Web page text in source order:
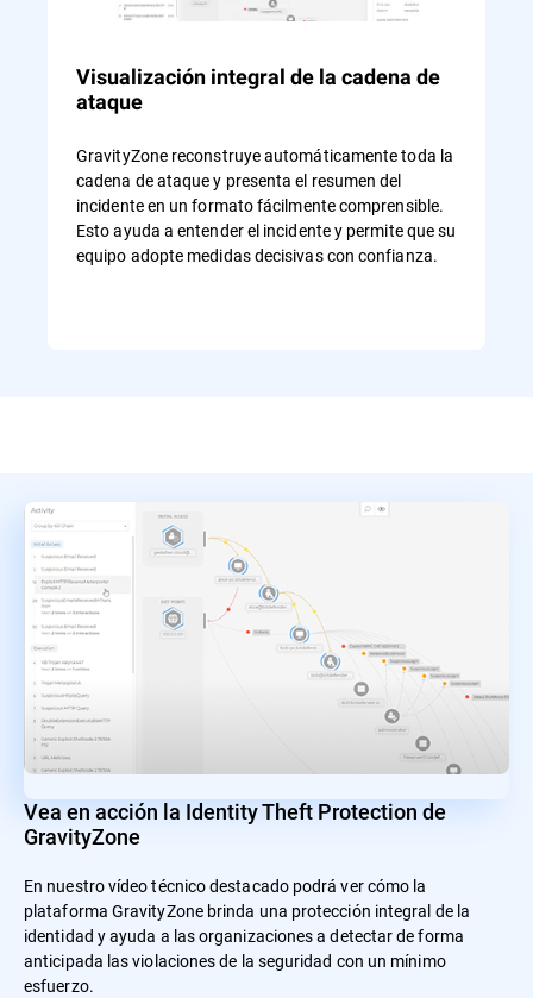
Visualización integral de la cadena de
ataque
GravityZone reconstruye automáticamente toda la
cadena de ataque y presenta el resumen del
incidente en un formato fácilmente comprensible.
Esto ayuda a entender el incidente y permite que su
equipo adopte medidas decisivas con confianza.
Vea en acción la Identity Theft Protection de
GravityZone
En nuestro vídeo técnico destacado podrá ver cómo la
plataforma GravityZone brinda una protección integral de la
identidad y ayuda a las organizaciones a detectar de forma
anticipada las violaciones de la seguridad con un mínimo
esfuerzo.